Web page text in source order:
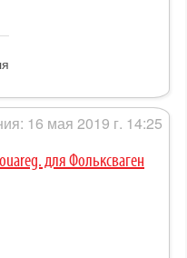
16 мая 2019 г. 14:25
для Фольксваген